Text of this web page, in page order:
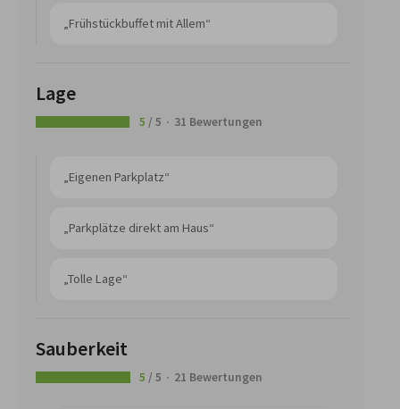
„Frühstückbuffet mit Allem“
Lage
5 / 5 31 Bewertungen
„Eigenen Parkplatz“
„Parkplätze direkt am Haus“
„Tolle Lage“
Sauberkeit
5 / 5 21 Bewertungen